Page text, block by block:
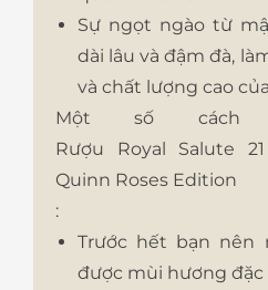
Sự ngọt ngào từ
dài lâu và đậm đà,
và chất lượng cao
Một số cách
Rượu Royal Salute
Quinn Roses Edition
:
Trước hết bạn nên
được mùi hương đặc